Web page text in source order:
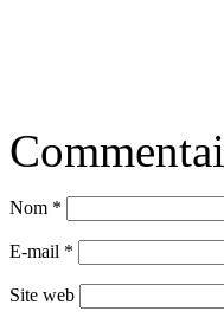
Nom *
E-mail *
Site web